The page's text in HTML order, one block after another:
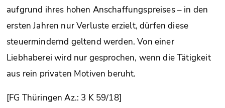
aufgrund ihres hohen Anschaffungspreises – in den
ersten Jahren nur Verluste erzielt, dürfen diese
steuermindernd geltend werden. Von einer
Liebhaberei wird nur gesprochen, wenn die Tätigkeit
aus rein privaten Motiven beruht.
[FG Thüringen Az.: 3 K 59/18]